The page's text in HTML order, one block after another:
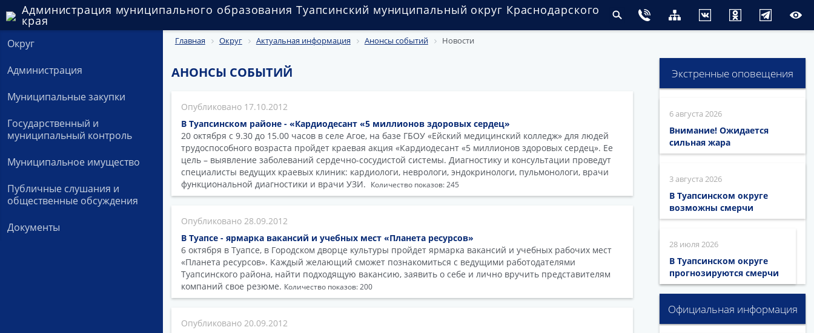
Администрация муниципального образования Туапсинский муниципальный округ Краснодарского
края
Округ
Администрация
Муниципальные закупки
Государственный и
муниципальный контроль
Муниципальное имущество
Публичные слушания и
общественные обсуждения
Документы
Главная Округ Актуальная информация Анонсы событий Новости
АНОНСЫ СОБЫТИЙ
17.10.2012
В Туапсинском районе - «Кардиодесант «5 миллионов здоровых сердец»
20 октября с 9.30 до 15.00 часов в селе Агое, на базе ГБОУ «Ейский медицинский колледж» для людей
трудоспособного возраста пройдет краевая акция «Кардиодесант «5 миллионов здоровых сердец». Ее
цель – выявление заболеваний сердечно-сосудистой системы. Диагностику и консультации проведут
специалисты ведущих краевых клиник: кардиологи, неврологи, эндокринологи, пульмонологи, врачи
функциональной диагностики и врачи УЗИ.
Количество показов: 245
28.09.2012
В Туапсе - ярмарка вакансий и учебных мест «Планета ресурсов»
6 октября в Туапсе, в Городском дворце культуры пройдет ярмарка вакансий и учебных рабочих мест
«Планета ресурсов». Каждый желающий сможет познакомиться с ведущими работодателями
Туапсинского района, найти подходящую вакансию, заявить о себе и лично вручить представителям
компаний свое резюме. Количество показов: 200
20.09.2012
Экстренные оповещения
6 августа 2026
Внимание! Ожидается
сильная жара
3 августа 2026
В Туапсинском округе
возможны смерчи
28 июля 2026
В Туапсинском округе
прогнозируются смерчи
Официальная информация